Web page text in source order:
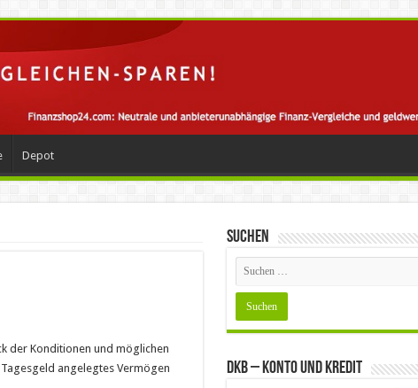
Depot
der Konditionen und möglichen
angelegtes Vermögen
Suchen
DKB – Konto und Kredit